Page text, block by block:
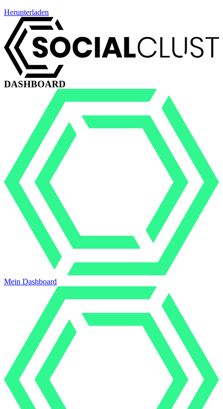
Herunterladen
DASHBOARD
Mein Dashboard